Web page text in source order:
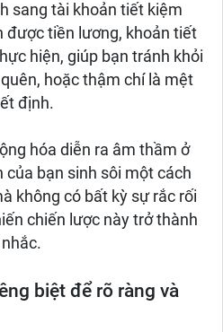
sang tài khoản tiết kiệm
được tiền lương, khoản tiết
hiện, giúp bạn tránh khỏi
hoặc thậm chí là mệt
định.
hóa diễn ra âm thầm ở
của bạn sinh sôi một cách
không có bất kỳ sự rắc rối
chiến lược này trở thành
biệt để rõ ràng và